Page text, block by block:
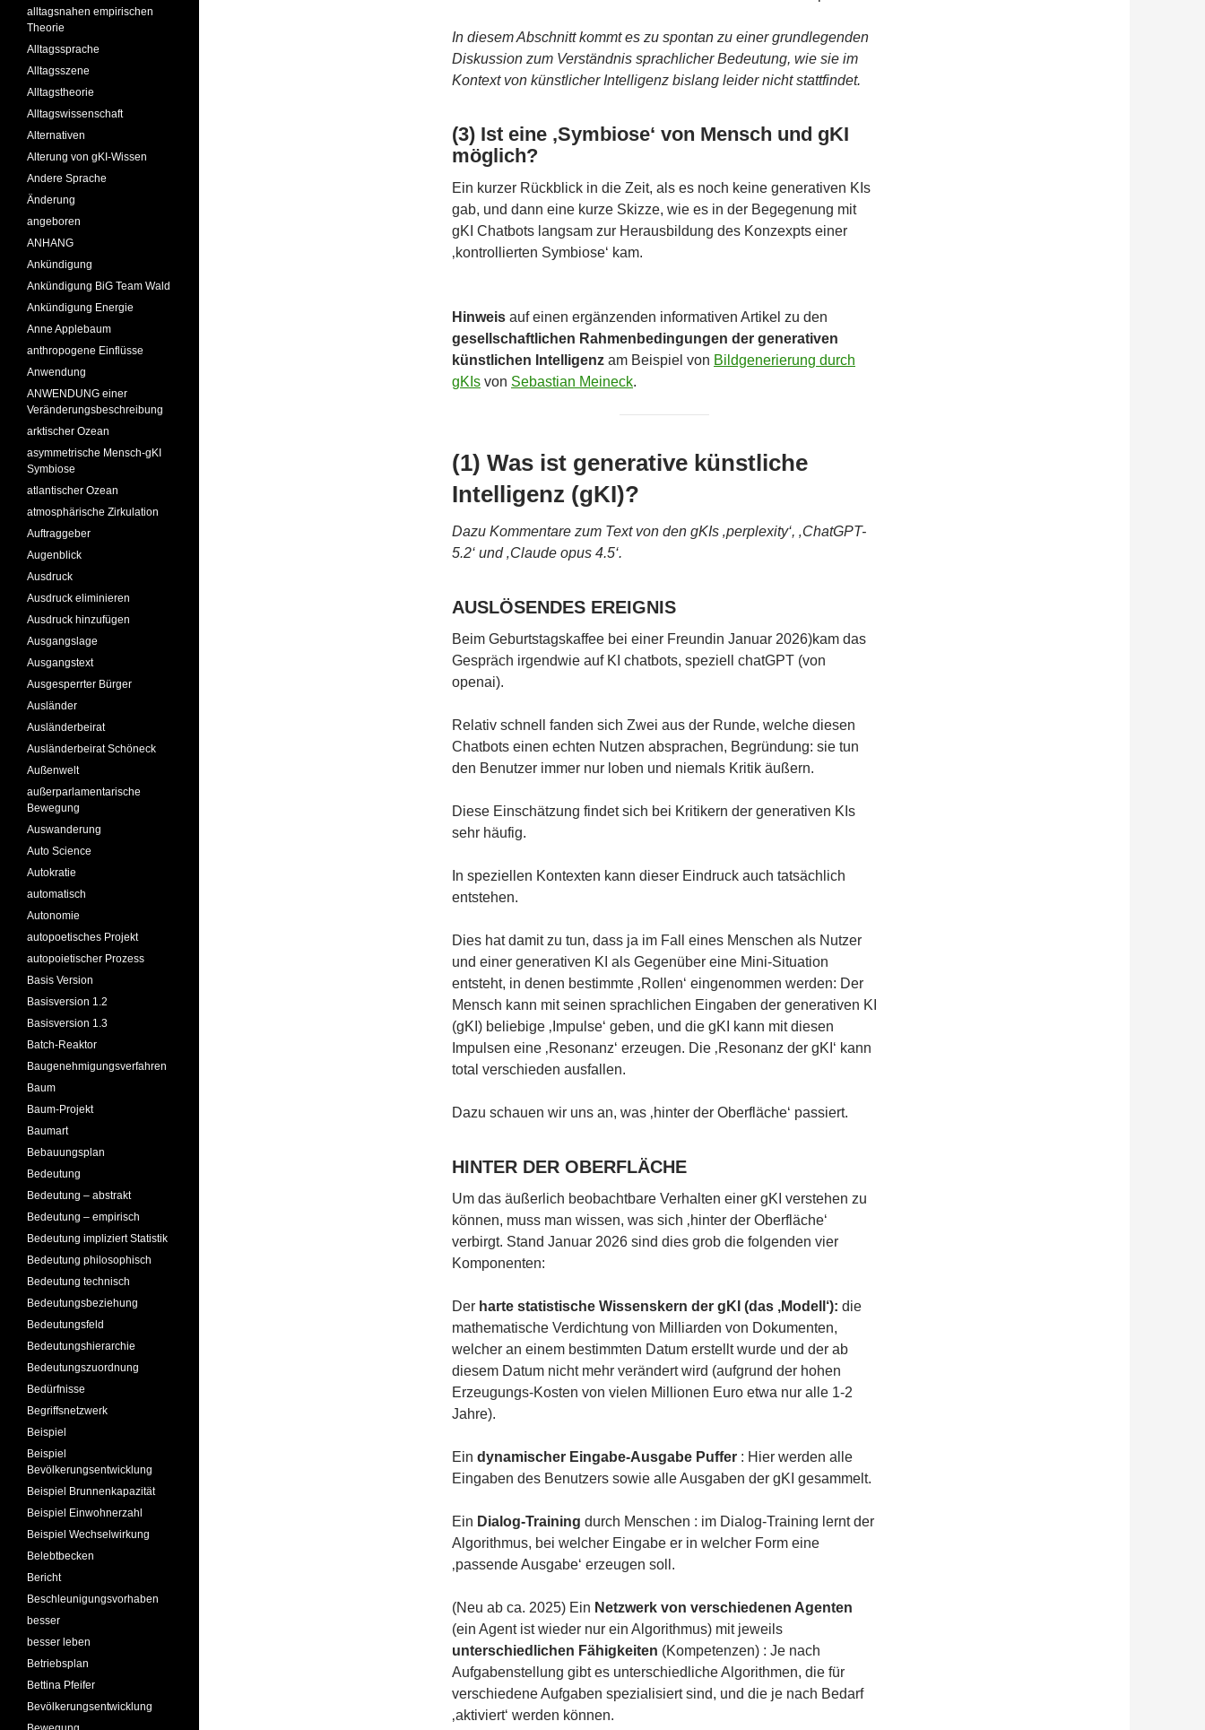
In diesem Abschnitt kommt es zu spontan zu einer grundlegenden
Diskussion zum Verständnis sprachlicher Bedeutung, wie sie im
Kontext von künstlicher Intelligenz bislang leider nicht stattfindet.
(3) Ist eine ‚Symbiose‘ von Mensch und gKI
möglich?
Ein kurzer Rückblick in die Zeit, als es noch keine generativen KIs
gab, und dann eine kurze Skizze, wie es in der Begegenung mit
gKI Chatbots langsam zur Herausbildung des Konzexpts einer
‚kontrollierten Symbiose‘ kam.
Hinweis auf einen ergänzenden informativen Artikel zu den
gesellschaftlichen Rahmenbedingungen der generativen
künstlichen Intelligenz am Beispiel von Bildgenerierung durch
gKIs von Sebastian Meineck.
(1) Was ist generative künstliche
Intelligenz (gKI)?
Dazu Kommentare zum Text von den gKIs ‚perplexity‘, ‚ChatGPT-
5.2‘ und ‚Claude opus 4.5‘.
AUSLÖSENDES EREIGNIS
Beim Geburtstagskaffee bei einer Freundin Januar 2026)kam das
Gespräch irgendwie auf KI chatbots, speziell chatGPT (von
openai).
Relativ schnell fanden sich Zwei aus der Runde, welche diesen
Chatbots einen echten Nutzen absprachen, Begründung: sie tun
den Benutzer immer nur loben und niemals Kritik äußern.
Diese Einschätzung findet sich bei Kritikern der generativen KIs
sehr häufig.
In speziellen Kontexten kann dieser Eindruck auch tatsächlich
entstehen.
Dies hat damit zu tun, dass ja im Fall eines Menschen als Nutzer
und einer generativen KI als Gegenüber eine Mini-Situation
entsteht, in denen bestimmte ‚Rollen‘ eingenommen werden: Der
Mensch kann mit seinen sprachlichen Eingaben der generativen KI
(gKI) beliebige ‚Impulse‘ geben, und die gKI kann mit diesen
Impulsen eine ‚Resonanz‘ erzeugen. Die ‚Resonanz der gKI‘ kann
total verschieden ausfallen.
Dazu schauen wir uns an, was ‚hinter der Oberfläche‘ passiert.
HINTER DER OBERFLÄCHE
Um das äußerlich beobachtbare Verhalten einer gKI verstehen zu
können, muss man wissen, was sich ‚hinter der Oberfläche‘
verbirgt. Stand Januar 2026 sind dies grob die folgenden vier
Komponenten:
Der harte statistische Wissenskern der gKI (das ‚Modell‘): die
mathematische Verdichtung von Milliarden von Dokumenten,
welcher an einem bestimmten Datum erstellt wurde und der ab
diesem Datum nicht mehr verändert wird (aufgrund der hohen
Erzeugungs-Kosten von vielen Millionen Euro etwa nur alle 1-2
Jahre).
Ein dynamischer Eingabe-Ausgabe Puffer : Hier werden alle
Eingaben des Benutzers sowie alle Ausgaben der gKI gesammelt.
Ein Dialog-Training durch Menschen : im Dialog-Training lernt der
Algorithmus, bei welcher Eingabe er in welcher Form eine
‚passende Ausgabe‘ erzeugen soll.
(Neu ab ca. 2025) Ein Netzwerk von verschiedenen Agenten
(ein Agent ist wieder nur ein Algorithmus) mit jeweils
unterschiedlichen Fähigkeiten (Kompetenzen) : Je nach
Aufgabenstellung gibt es unterschiedliche Algorithmen, die für
verschiedene Aufgaben spezialisiert sind, und die je nach Bedarf
‚aktiviert‘ werden können.
alltagsnahen empirischen
Theorie
Alltagssprache
Alltagsszene
Alltagstheorie
Alltagswissenschaft
Alternativen
Alterung von gKI-Wissen
Andere Sprache
Änderung
angeboren
ANHANG
Ankündigung
Ankündigung BiG Team Wald
Ankündigung Energie
Anne Applebaum
anthropogene Einflüsse
Anwendung
ANWENDUNG einer
Veränderungsbeschreibung
arktischer Ozean
asymmetrische Mensch-gKI
Symbiose
atlantischer Ozean
atmosphärische Zirkulation
Auftraggeber
Augenblick
Ausdruck
Ausdruck eliminieren
Ausdruck hinzufügen
Ausgangslage
Ausgangstext
Ausgesperrter Bürger
Ausländer
Ausländerbeirat
Ausländerbeirat Schöneck
Außenwelt
außerparlamentarische
Bewegung
Auswanderung
Auto Science
Autokratie
automatisch
Autonomie
autopoetisches Projekt
autopoietischer Prozess
Basis Version
Basisversion 1.2
Basisversion 1.3
Batch-Reaktor
Baugenehmigungsverfahren
Baum
Baum-Projekt
Baumart
Bebauungsplan
Bedeutung
Bedeutung – abstrakt
Bedeutung – empirisch
Bedeutung impliziert Statistik
Bedeutung philosophisch
Bedeutung technisch
Bedeutungsbeziehung
Bedeutungsfeld
Bedeutungshierarchie
Bedeutungszuordnung
Bedürfnisse
Begriffsnetzwerk
Beispiel
Beispiel
Bevölkerungsentwicklung
Beispiel Brunnenkapazität
Beispiel Einwohnerzahl
Beispiel Wechselwirkung
Belebtbecken
Bericht
Beschleunigungsvorhaben
besser
besser leben
Betriebsplan
Bettina Pfeifer
Bevölkerungsentwicklung